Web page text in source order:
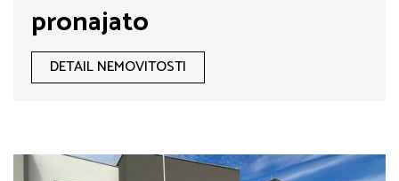
pronajato
DETAIL NEMOVITOSTI